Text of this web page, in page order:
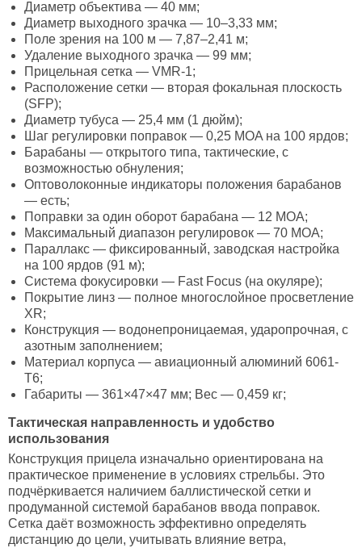
Диаметр объектива — 40 мм;
Диаметр выходного зрачка — 10–3,33 мм;
Поле зрения на 100 м — 7,87–2,41 м;
Удаление выходного зрачка — 99 мм;
Прицельная сетка — VMR-1;
Расположение сетки — вторая фокальная плоскость
(SFP);
Диаметр тубуса — 25,4 мм (1 дюйм);
Шаг регулировки поправок — 0,25 MOA на 100 ярдов;
Барабаны — открытого типа, тактические, с
возможностью обнуления;
Оптоволоконные индикаторы положения барабанов
— есть;
Поправки за один оборот барабана — 12 MOA;
Максимальный диапазон регулировок — 70 MOA;
Параллакс — фиксированный, заводская настройка
на 100 ярдов (91 м);
Система фокусировки — Fast Focus (на окуляре);
Покрытие линз — полное многослойное просветление
XR;
Конструкция — водонепроницаемая, ударопрочная, с
азотным заполнением;
Материал корпуса — авиационный алюминий 6061-
T6;
Габариты — 361×47×47 мм; Вес — 0,459 кг;
Тактическая направленность и удобство
использования
Конструкция прицела изначально ориентирована на
практическое применение в условиях стрельбы. Это
подчёркивается наличием баллистической сетки и
продуманной системой барабанов ввода поправок.
Сетка даёт возможность эффективно определять
дистанцию до цели, учитывать влияние ветра,